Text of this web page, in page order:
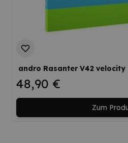
andro Rasanter V42 velocity
48,90 €
Zum